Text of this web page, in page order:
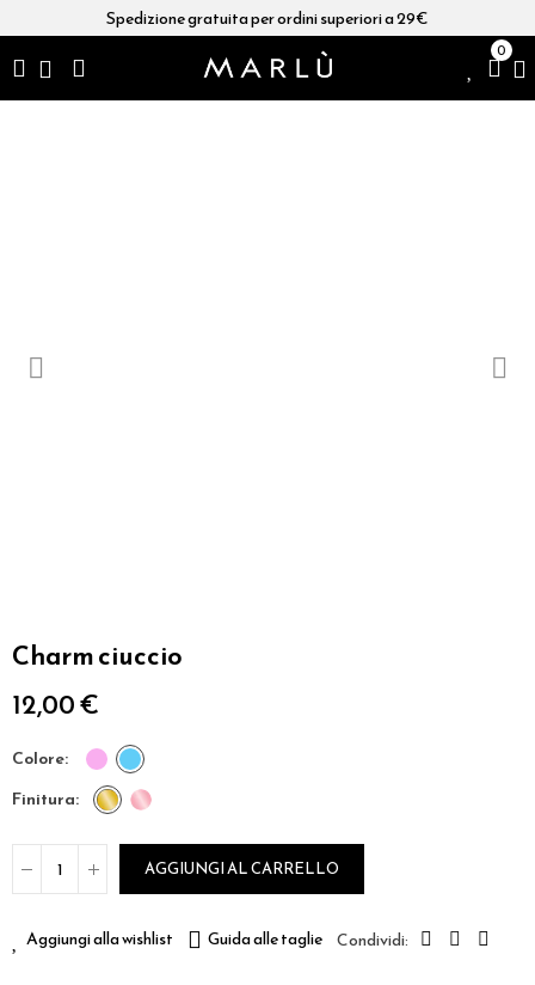
Spedizione gratuita per ordini superiori a 29€
0
Charm ciuccio
12,00 €
colore
finitura
AGGIUNGI AL CARRELLO
Aggiungi alla wishlist Guida alle taglie